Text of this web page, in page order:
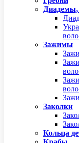
Зажимы
Заколки
Кольца